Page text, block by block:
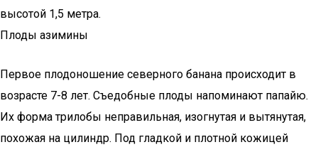
высотой 1,5 метра.
Плоды азимины
Первое плодоношение северного банана происходит в
возрасте 7-8 лет. Съедобные плоды напоминают папайю.
Их форма трилобы неправильная, изогнутая и вытянутая,
похожая на цилиндр. Под гладкой и плотной кожицей